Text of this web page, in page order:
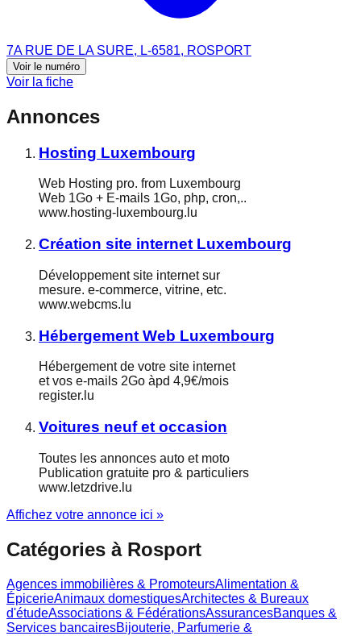
7A RUE DE LA SURE, L-6581, ROSPORT
Voir le numéro
Voir la fiche
Annonces
Hosting Luxembourg
Web Hosting pro. from Luxembourg
Web 1Go + E-mails 1Go, php, cron,..
www.hosting-luxembourg.lu
Création site internet Luxembourg
Développement site internet sur
mesure. e-commerce, vitrine, etc.
www.webcms.lu
Hébergement Web Luxembourg
Hébergement de votre site internet
et vos e-mails 2Go àpd 4,9€/mois
register.lu
Voitures neuf et occasion
Toutes les annonces auto et moto
Publication gratuite pro & particuliers
www.letzdrive.lu
Affichez votre annonce ici »
Catégories à Rosport
Agences immobilières & PromoteursAlimentation &
ÉpicerieAnimaux domestiquesArchitectes & Bureaux
d'étudeAssociations & FédérationsAssurancesBanques &
Services bancairesBijouterie, Parfumerie &